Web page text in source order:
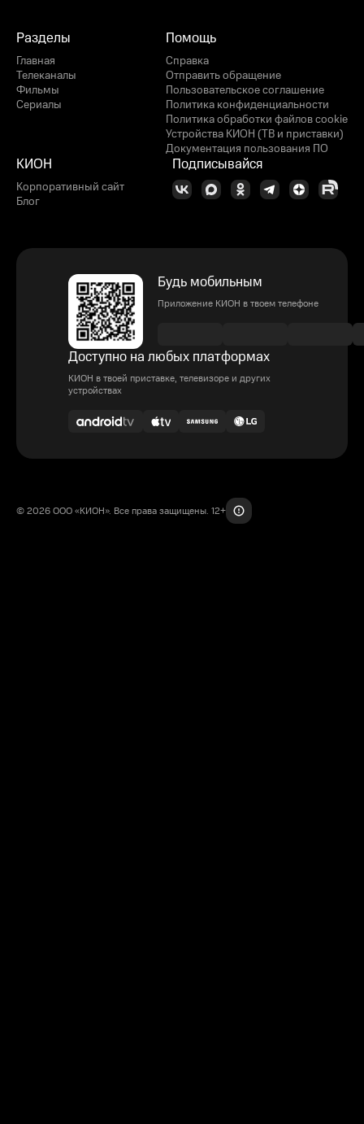
Разделы
Главная
Телеканалы
Фильмы
Сериалы
Помощь
Справка
Отправить обращение
Пользовательское соглашение
Политика конфиденциальности
Политика обработки файлов cookie
Устройства КИОН (ТВ и приставки)
Документация пользования ПО
КИОН
Корпоративный сайт
Блог
Подписывайся
Будь мобильным
Приложение КИОН в твоем телефоне
Доступно на любых платформах
КИОН в твоей приставке, телевизоре и других
устройствах
© 2026 ООО «КИОН». Все права защищены. 12+